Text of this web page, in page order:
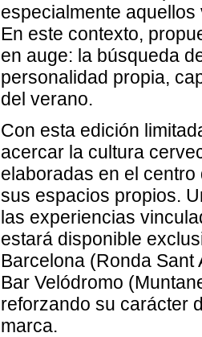
especialmente
En este contexto,
en auge: la búsqueda
personalidad propia,
del verano.
Con esta edición
acercar la cultura
elaboradas en el
sus espacios propios.
las experiencias
estará disponible
Barcelona (Ronda Sant
Bar Velódromo
reforzando su carácter
marca.